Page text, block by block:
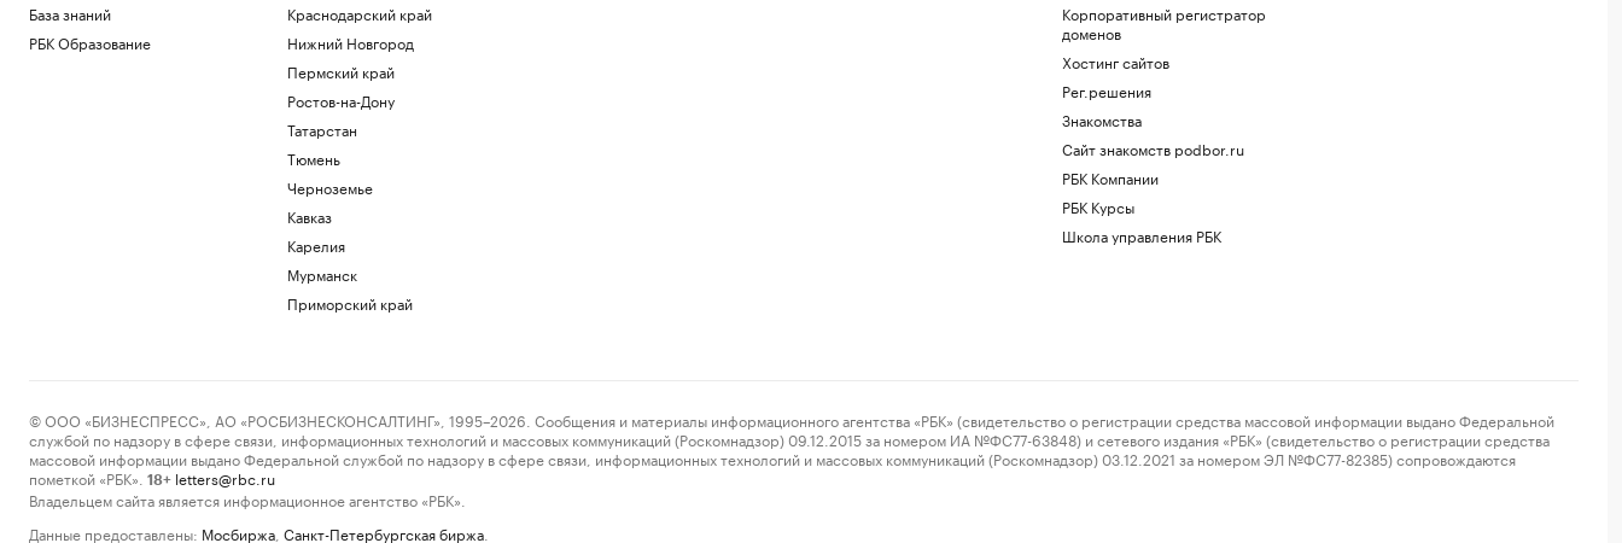
База знаний
РБК Образование
Краснодарский край
Нижний Новгород
Пермский край
Ростов-на-Дону
Татарстан
Тюмень
Черноземье
Кавказ
Карелия
Мурманск
Приморский край
Корпоративный регистратор
доменов
Хостинг сайтов
Рег.решения
Знакомства
Сайт знакомств podbor.ru
РБК Компании
РБК Курсы
Школа управления РБК
© ООО «БИЗНЕСПРЕСС», АО «РОСБИЗНЕСКОНСАЛТИНГ», 1995–2026. Сообщения и материалы информационного агентства «РБК» (свидетельство о регистрации средства массовой информации выдано Федеральной
службой по надзору в сфере связи, информационных технологий и массовых коммуникаций (Роскомнадзор) 09.12.2015 за номером ИА №ФС77-63848) и сетевого издания «РБК» (свидетельство о регистрации средства
массовой информации выдано Федеральной службой по надзору в сфере связи, информационных технологий и массовых коммуникаций (Роскомнадзор) 03.12.2021 за номером ЭЛ №ФС77-82385) сопровождаются
пометкой «РБК».
18+ letters@rbc.ru
Владельцем сайта является информационное агентство «РБК».
Данные предоставлены: Мосбиржа Санкт-Петербургская биржа